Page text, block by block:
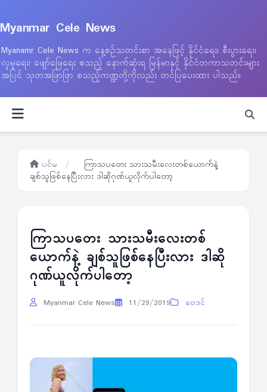
Myanmar Cele News
Myanamr Cele News က နေ့စဉ်သတင်းစာ အနေဖြင့် နိုင်ငံရေး၊ စီးပွားရေး၊
လူမှုရေး၊ ဖျော်ဖြေရေး စသည့် နောက်ဆုံးရ မြန်မာနှင့် နိုင်ငံတကာသတင်းများ
အပြင် သုတအဖြာဖြာ စသည့်ကဏ္ဍတို့ကိုလည်း တင်ပြပေးထား ပါသည်။
ပင်မ /
ကြာသပတေး သားသမီးလေးတစ်ယောက်နဲ့
ချစ်သူဖြစ်နေပြီးလား ဒါဆိုဂုဏ်ယူလိုက်ပါတော့
ကြာသပတေး သားသမီးလေးတစ်
ယောက်နဲ့ ချစ်သူဖြစ်နေပြီးလား ဒါဆို
ဂုဏ်ယူလိုက်ပါတော့
Myanmar Cele News 11/29/2019 ဗေဒင်